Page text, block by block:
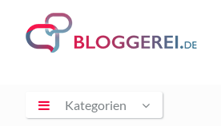
Kategorien